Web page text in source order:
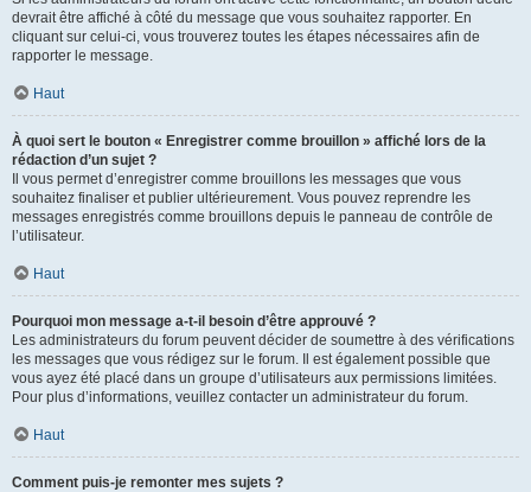
devrait être affiché à côté du message que vous souhaitez rapporter. En
cliquant sur celui-ci, vous trouverez toutes les étapes nécessaires afin de
rapporter le message.
Haut
À quoi sert le bouton « Enregistrer comme brouillon » affiché lors de la
rédaction d’un sujet ?
Il vous permet d’enregistrer comme brouillons les messages que vous
souhaitez finaliser et publier ultérieurement. Vous pouvez reprendre les
messages enregistrés comme brouillons depuis le panneau de contrôle de
l’utilisateur.
Haut
Pourquoi mon message a-t-il besoin d’être approuvé ?
Les administrateurs du forum peuvent décider de soumettre à des vérifications
les messages que vous rédigez sur le forum. Il est également possible que
vous ayez été placé dans un groupe d’utilisateurs aux permissions limitées.
Pour plus d’informations, veuillez contacter un administrateur du forum.
Haut
Comment puis-je remonter mes sujets ?